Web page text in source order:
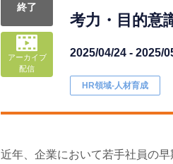
終了
アーカイブ
配信
考力・目的意
2025/04/24 - 2025/
HR領域-⼈材育成
近年、企業において若手社員の